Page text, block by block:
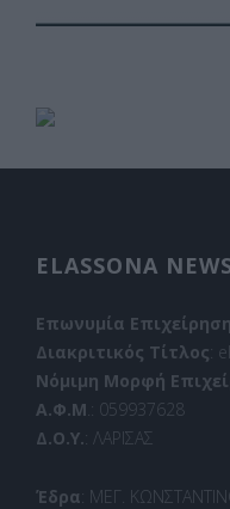
ELASSONA
Επωνυμία
Διακριτικός Τίτλος:
Νόμιμη Μορφή
Α.Φ.Μ.: 059937628
Δ.Ο.Υ.: ΛΑΡΙΣΑΣ
Έδρα: ΜΕΓ.